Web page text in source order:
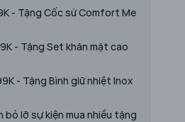
- Tặng Cốc sứ Comfort Me
- Tặng Set khăn mặt cao
- Tặng Bình giữ nhiệt Inox
bỏ lỡ sự kiện mua nhiều tặng